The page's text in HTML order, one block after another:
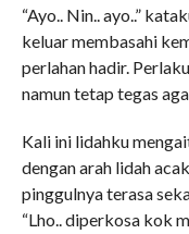
“Ayo.. Nin.. ayo..”
keluar membasahi
perlahan hadir.
namun tetap tegas
Kali ini lidahku
dengan arah lidah
pinggulnya terasa
“Lho.. diperkosa kok